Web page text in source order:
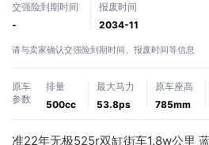
交强险到期时间
-
报废时间
2034-11
请与卖家确认交强险到期时间、报废时间等信息
原车
参数
排量
500cc
最大马力
53.8ps
原车座高
785mm
准22年无极525r双缸街车1.8w公里